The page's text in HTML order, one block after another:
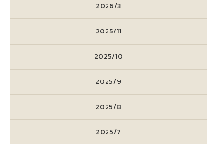
2026/3
2025/11
2025/10
2025/9
2025/8
2025/7